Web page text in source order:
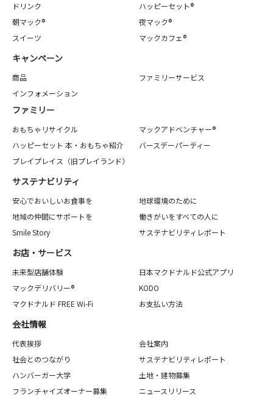
ドリンク
ハッピーセット®
朝マック®
夜マック®
スイーツ
マックカフェ®
キャンペーン
商品
ファミリーサービス
インフォメーション
ファミリー
おもちゃリサイクル
マックアドベンチャー®
ハッピーセット 本・おもちゃ紹介
バースデーパーティー
プレイプレイス（旧プレイランド）
サステナビリティ
安心でおいしいお食事を
地球環境のために
地域の仲間にサポートを
働きがいをすべての人に
Smile Story
サステナビリティレポート
お店・サービス
未来型店舗体験
日本マクドナルド公式アプリ
マックデリバリー®
KODO
マクドナルド FREE Wi-Fi
お支払い方法
会社情報
代表挨拶
会社案内
社会とのつながり
サステナビリティレポート
ハンバーガー大学
土地・建物募集
フランチャイズオーナー募集
ニュースリリース